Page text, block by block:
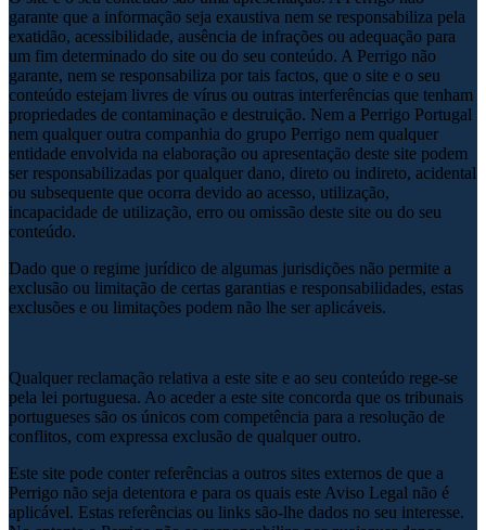
garante que a informação seja exaustiva nem se responsabiliza pela
exatidão, acessibilidade, ausência de infrações ou adequação para
um fim determinado do site ou do seu conteúdo. A Perrigo não
garante, nem se responsabiliza por tais factos, que o site e o seu
conteúdo estejam livres de vírus ou outras interferências que tenham
propriedades de contaminação e destruição. Nem a Perrigo Portugal
nem qualquer outra companhia do grupo Perrigo nem qualquer
entidade envolvida na elaboração ou apresentação deste site podem
ser responsabilizadas por qualquer dano, direto ou indireto, acidental
ou subsequente que ocorra devido ao acesso, utilização,
incapacidade de utilização, erro ou omissão deste site ou do seu
conteúdo.
Dado que o regime jurídico de algumas jurisdições não permite a
exclusão ou limitação de certas garantias e responsabilidades, estas
exclusões e ou limitações podem não lhe ser aplicáveis.
Qualquer reclamação relativa a este site e ao seu conteúdo rege-se
pela lei portuguesa. Ao aceder a este site concorda que os tribunais
portugueses são os únicos com competência para a resolução de
conflitos, com expressa exclusão de qualquer outro.
Este site pode conter referências a outros sites externos de que a
Perrigo não seja detentora e para os quais este Aviso Legal não é
aplicável. Estas referências ou links são-lhe dados no seu interesse.